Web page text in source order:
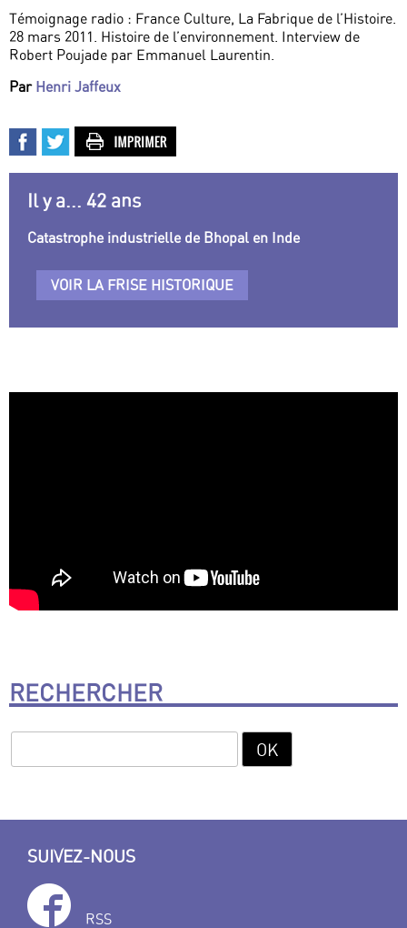
Témoignage radio : France Culture, La Fabrique de l’Histoire.
28 mars 2011. Histoire de l’environnement. Interview de
Robert Poujade par Emmanuel Laurentin.
Par Henri Jaffeux
Il y a... 42 ans
Catastrophe industrielle de Bhopal en Inde
VOIR LA FRISE HISTORIQUE
RECHERCHER
SUIVEZ-NOUS
RSS